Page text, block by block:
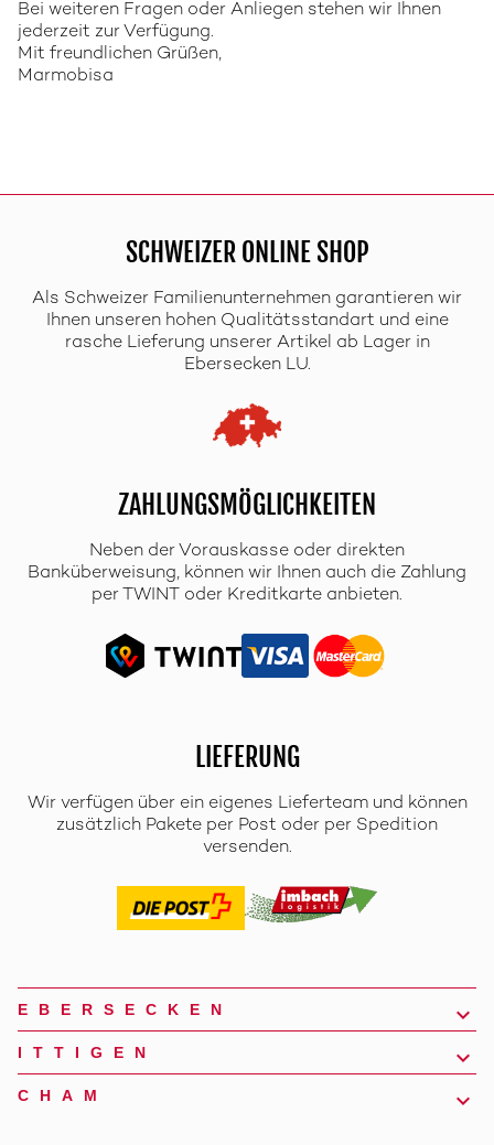
Bei weiteren Fragen oder Anliegen stehen wir Ihnen
jederzeit zur Verfügung.
Mit freundlichen Grüßen,
Marmobisa
SCHWEIZER ONLINE SHOP
Als Schweizer Familienunternehmen garantieren wir
Ihnen unseren hohen Qualitätsstandart und eine
rasche Lieferung unserer Artikel ab Lager in
Ebersecken LU.
ZAHLUNGSMÖGLICHKEITEN
Neben der Vorauskasse oder direkten
Banküberweisung, können wir Ihnen auch die Zahlung
per TWINT oder Kreditkarte anbieten.
LIEFERUNG
Wir verfügen über ein eigenes Lieferteam und können
zusätzlich Pakete per Post oder per Spedition
versenden.
EBERSECKEN
ITTIGEN
CHAM